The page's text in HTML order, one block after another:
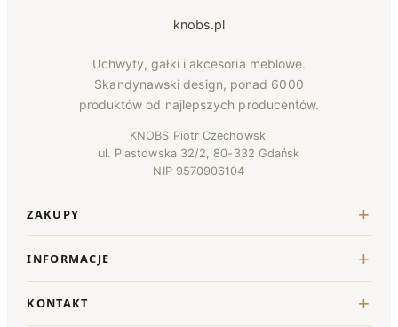
knobs.pl
Uchwyty, gałki i akcesoria meblowe.
Skandynawski design, ponad 6000
produktów od najlepszych producentów.
KNOBS Piotr Czechowski
ul. Piastowska 32/2, 80-332 Gdańsk
NIP 9570906104
ZAKUPY
INFORMACJE
KONTAKT